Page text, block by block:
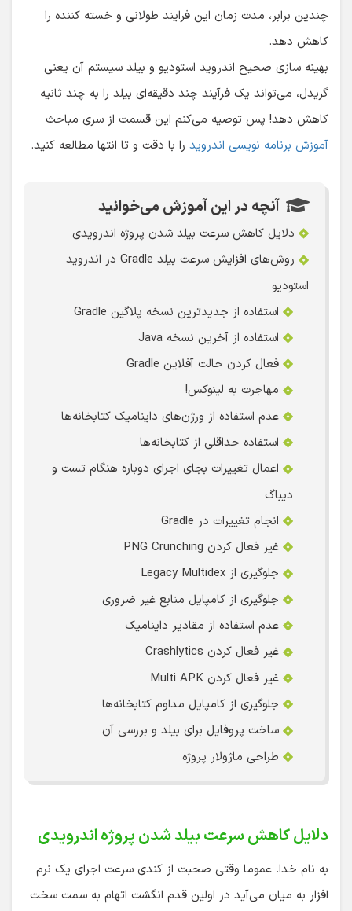
چندین برابر، مدت زمان این فرایند طولانی و خسته کننده را
کاهش دهد.
بهینه سازی صحیح اندروید استودیو و بیلد سیستم آن یعنی
گریدل، می‌تواند یک فرآیند چند دقیقه‌ای بیلد را به چند ثانیه
کاهش دهد! پس توصیه می‌کنم این قسمت از سری مباحث
آموزش برنامه نویسی اندروید را با دقت و تا انتها مطالعه کنید.
آنچه در این آموزش می‌خوانید
دلایل کاهش سرعت بیلد شدن پروژه اندرویدی
روش‌های افزایش سرعت بیلد Gradle در اندروید
استودیو
استفاده از جدیدترین نسخه پلاگین Gradle
استفاده از آخرین نسخه Java
فعال کردن حالت آفلاین Gradle
مهاجرت به لینوکس!
عدم استفاده از ورژن‌های داینامیک کتابخانه‌ها
استفاده حداقلی از کتابخانه‌ها
اعمال تغییرات بجای اجرای دوباره هنگام تست و
دیباگ
انجام تغییرات در Gradle
غیر فعال کردن PNG Crunching
جلوگیری از Legacy Multidex
جلوگیری از کامپایل منابع غیر ضروری
عدم استفاده از مقادیر داینامیک
غیر فعال کردن Crashlytics
غیر فعال کردن Multi APK
جلوگیری از کامپایل مداوم کتابخانه‌ها
ساخت پروفایل برای بیلد و بررسی آن
طراحی ماژولار پروژه
دلایل کاهش سرعت بیلد شدن پروژه اندرویدی
به نام خدا. عموما وقتی صحبت از کندی سرعت اجرای یک نرم
افزار به میان می‌آید در اولین قدم انگشت اتهام به سمت سخت